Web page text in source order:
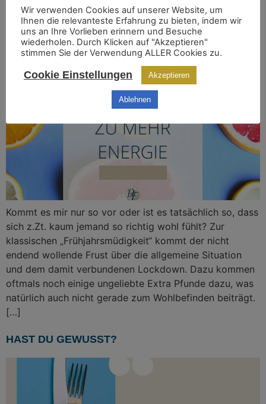
Kommt es mir nur so vor oder ist es tatsächlich so, dass
sich z.Zt. kaum jemand so richtig wohl fühlt? Zur
klassischen „Frühjahrsmüdigkeit“ kommt der nicht
endend wollende Frust über die allgemeine Situation
und dem damit verbundenen Lockdown. Dazu kommen
oftmals noch einige ungeliebte Extra Pfunde dazu, was
natürlich auch nicht gerade zum Wohlbefinden beiträgt.
[…]
HAST DU GEWUSST?
Wir verwenden Cookies auf unserer Website, um
Ihnen die relevanteste Erfahrung zu bieten, indem wir
uns an Ihre Vorlieben erinnern und Besuche
wiederholen. Durch Klicken auf "Akzeptieren"
stimmen Sie der Verwendung ALLER Cookies zu.
Cookie Einstellungen Akzeptieren
Ablehnen